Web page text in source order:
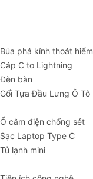
tiêu
Búa phá kính thoát hiểm
Cáp C to Lightning
Đèn bàn
Gối Tựa Đầu Lưng Ô Tô
Ổ cắm điện chống sét
Sạc Laptop Type C
Tủ lạnh mini